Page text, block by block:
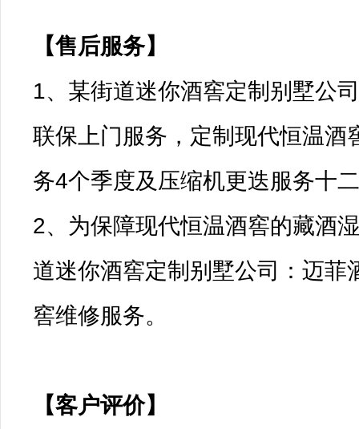
【售后服务】
1、某街道迷你酒窖定制别墅公
联保上门服务，定制现代恒温
务4个季度及压缩机更迭服务十
2、为保障现代恒温酒窖的藏酒
道迷你酒窖定制别墅公司：迈
窖维修服务。
【客户评价】